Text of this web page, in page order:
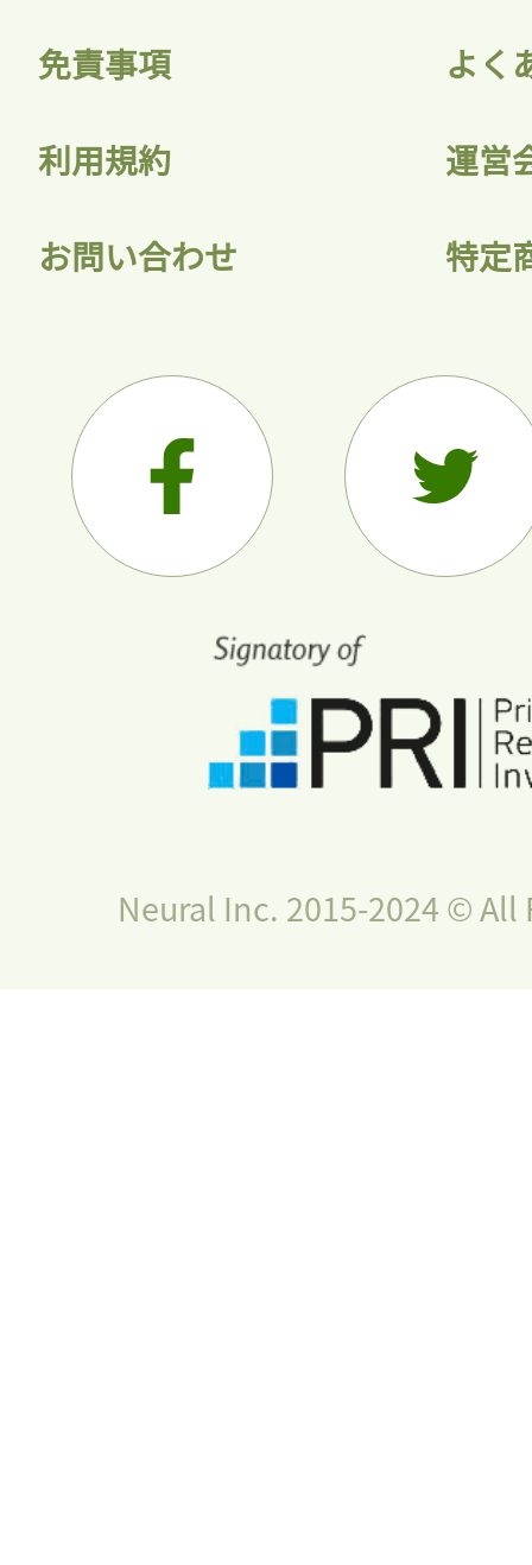
免責事項 よく
利用規約 運営
お問い合わせ 特定
Neural Inc. 2015-2024 © All